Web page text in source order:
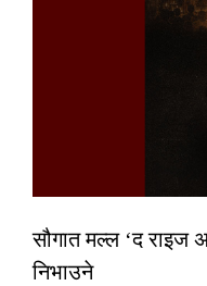
सौगात मल्ल ‘द राइज
निभाउने